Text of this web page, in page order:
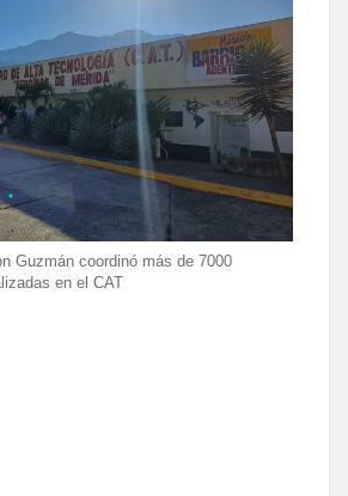
Guzmán coordinó más de 7000
en el CAT